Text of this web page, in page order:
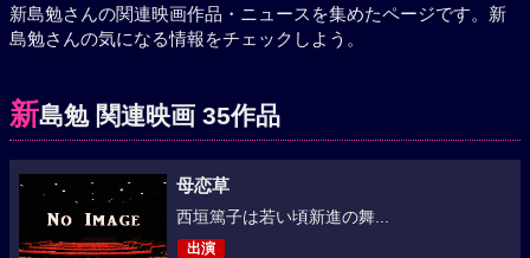
新島勉さんの関連映画作品・ニュースを集めたページです。新
島勉さんの気になる情報をチェックしよう。
新島勉 関連映画 35作品
母恋草
西垣篤子は若い頃新進の舞...
出演